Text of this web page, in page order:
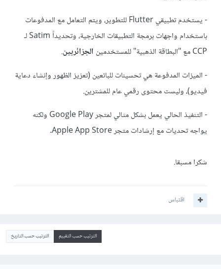
- يستخدم تطبيقي Flutter للتطوير، ويتم التعامل مع المدفوعات
باستخدام واجهات برمجة التطبيقات الخارجية، وتحديداً Satim لـ
CCP مع "البطاقة الذهبية" للمستخدمين
الجزائريين.
- الميزات المدفوعة هي تحسينات للبائعين (تعزيز الظهور وإنشاء دعاية
فيديو)، وليست محتوى رقمي عام للمشترين.
- التنفيذ الحالي يعمل بشكل مثالي لمتجر Google Play ولكنه
يواجه تحديات مع إرشادات متجر Apple App Store.
شكرا مسبقا.
اقتباس
الترتيب حسب التقييم الترتيب حسب التاريخ